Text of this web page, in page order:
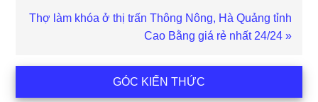
Bài
Thợ làm khóa ở thị trấn Thông Nông, Hà Quảng tỉnh
Cao Bằng giá rẻ nhất 24/24 »
GÓC KIẾN THỨC